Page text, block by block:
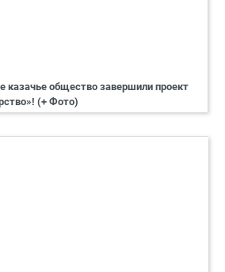
казачье общество завершили проект
(+ Фото)